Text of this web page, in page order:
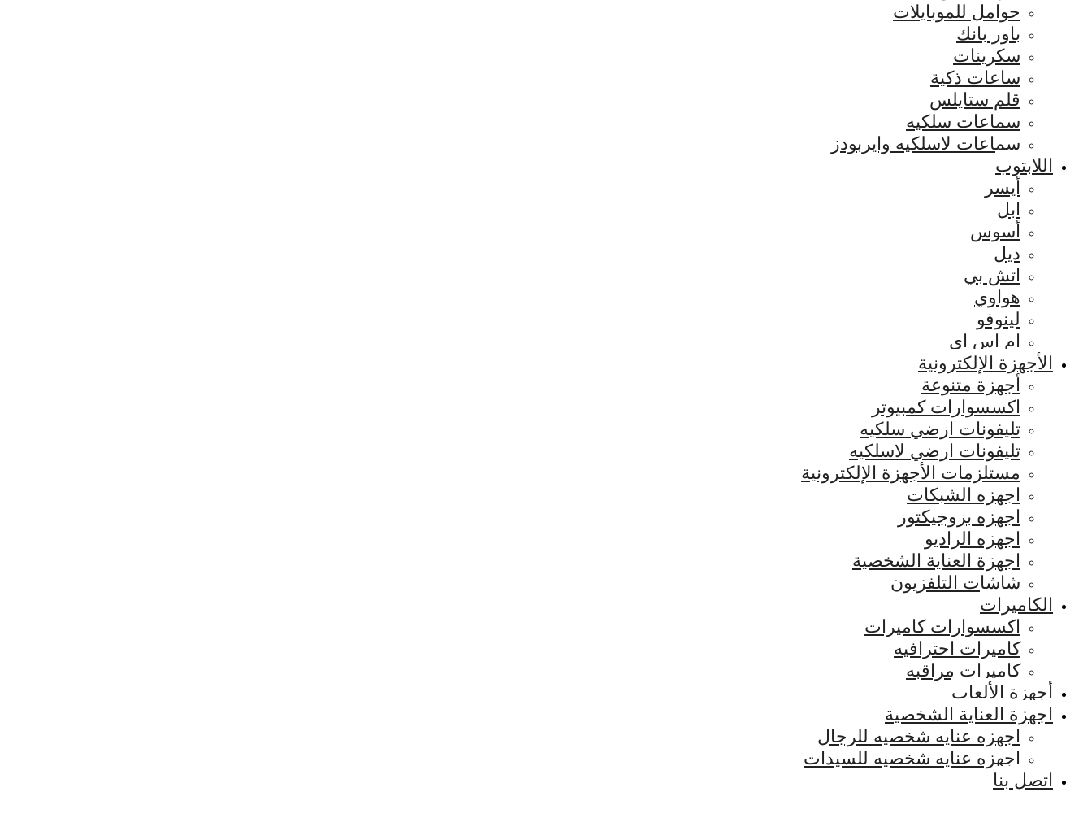
حوامل للموبايلات
باور بانك
سكرينات
ساعات ذكية
قلم ستايلس
سماعات سلكيه
سماعات لاسلكيه وايربودز
اللابتوب
أيسر
ابل
أسوس
ديل
اتش بي
هواوي
لينوفو
ام اس اي
الأجهزة الإلكترونية
أجهزة متنوعة
اكسسوارات كمبيوتر
تليفونات ارضي سلكيه
تليفونات ارضي لاسلكيه
مستلزمات الأجهزة الإلكترونية
اجهزه الشبكات
اجهزه بروجيكتور
اجهزه الراديو
اجهزة العناية الشخصية
شاشات التلفزيون
الكاميرات
اكسسوارات كاميرات
كاميرات احترافيه
كاميرات مراقبه
أجهزة الألعاب
اجهزة العناية الشخصية
اجهزه عنايه شخصيه للرجال
اجهزه عنايه شخصيه للسيدات
اتصل بنا